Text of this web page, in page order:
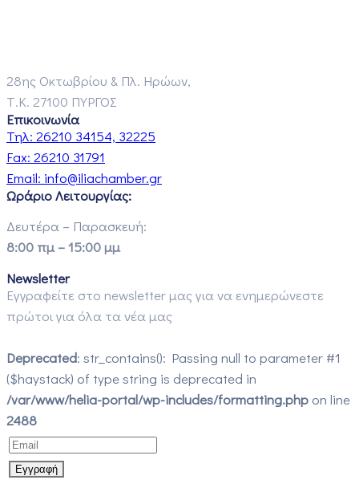
28ης Οκτωβρίου & Πλ. Ηρώων,
Τ.Κ. 27100 ΠΥΡΓΟΣ
Επικοινωνία
Τηλ: 26210 34154, 32225
Fax: 26210 31791
Email: info@iliachamber.gr
Ωράριο Λειτουργίας:
Δευτέρα – Παρασκευή:
8:00 πμ – 15:00 μμ
Newsletter
Εγγραφείτε στο newsletter μας για να ενημερώνεστε
πρώτοι για όλα τα νέα μας
Deprecated: str_contains(): Passing null to parameter #1
($haystack) of type string is deprecated in
/var/www/helia-portal/wp-includes/formatting.php on line
2488